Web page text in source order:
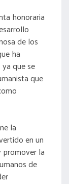
honoraria
de los
ha
que se
que
la
en un
promover la
de